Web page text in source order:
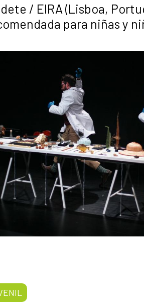
/ EIRA (Lisboa,
para niñas y